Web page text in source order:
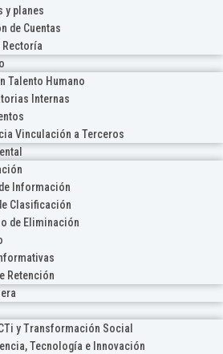
y planes
de Cuentas
Rectoría
Talento Humano
Internas
Vinculación a Terceros
Información
Clasificación
de Eliminación
Retención
y Transformación Social
Tecnología e Innovación